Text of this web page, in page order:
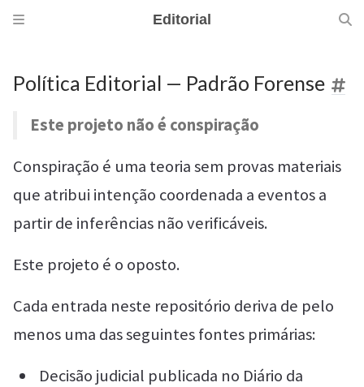
Editorial
Política Editorial — Padrão Forense
Este projeto não é conspiração
Conspiração é uma teoria sem provas materiais
que atribui intenção coordenada a eventos a
partir de inferências não verificáveis.
Este projeto é o oposto.
Cada entrada neste repositório deriva de pelo
menos uma das seguintes fontes primárias:
Decisão judicial publicada no Diário da